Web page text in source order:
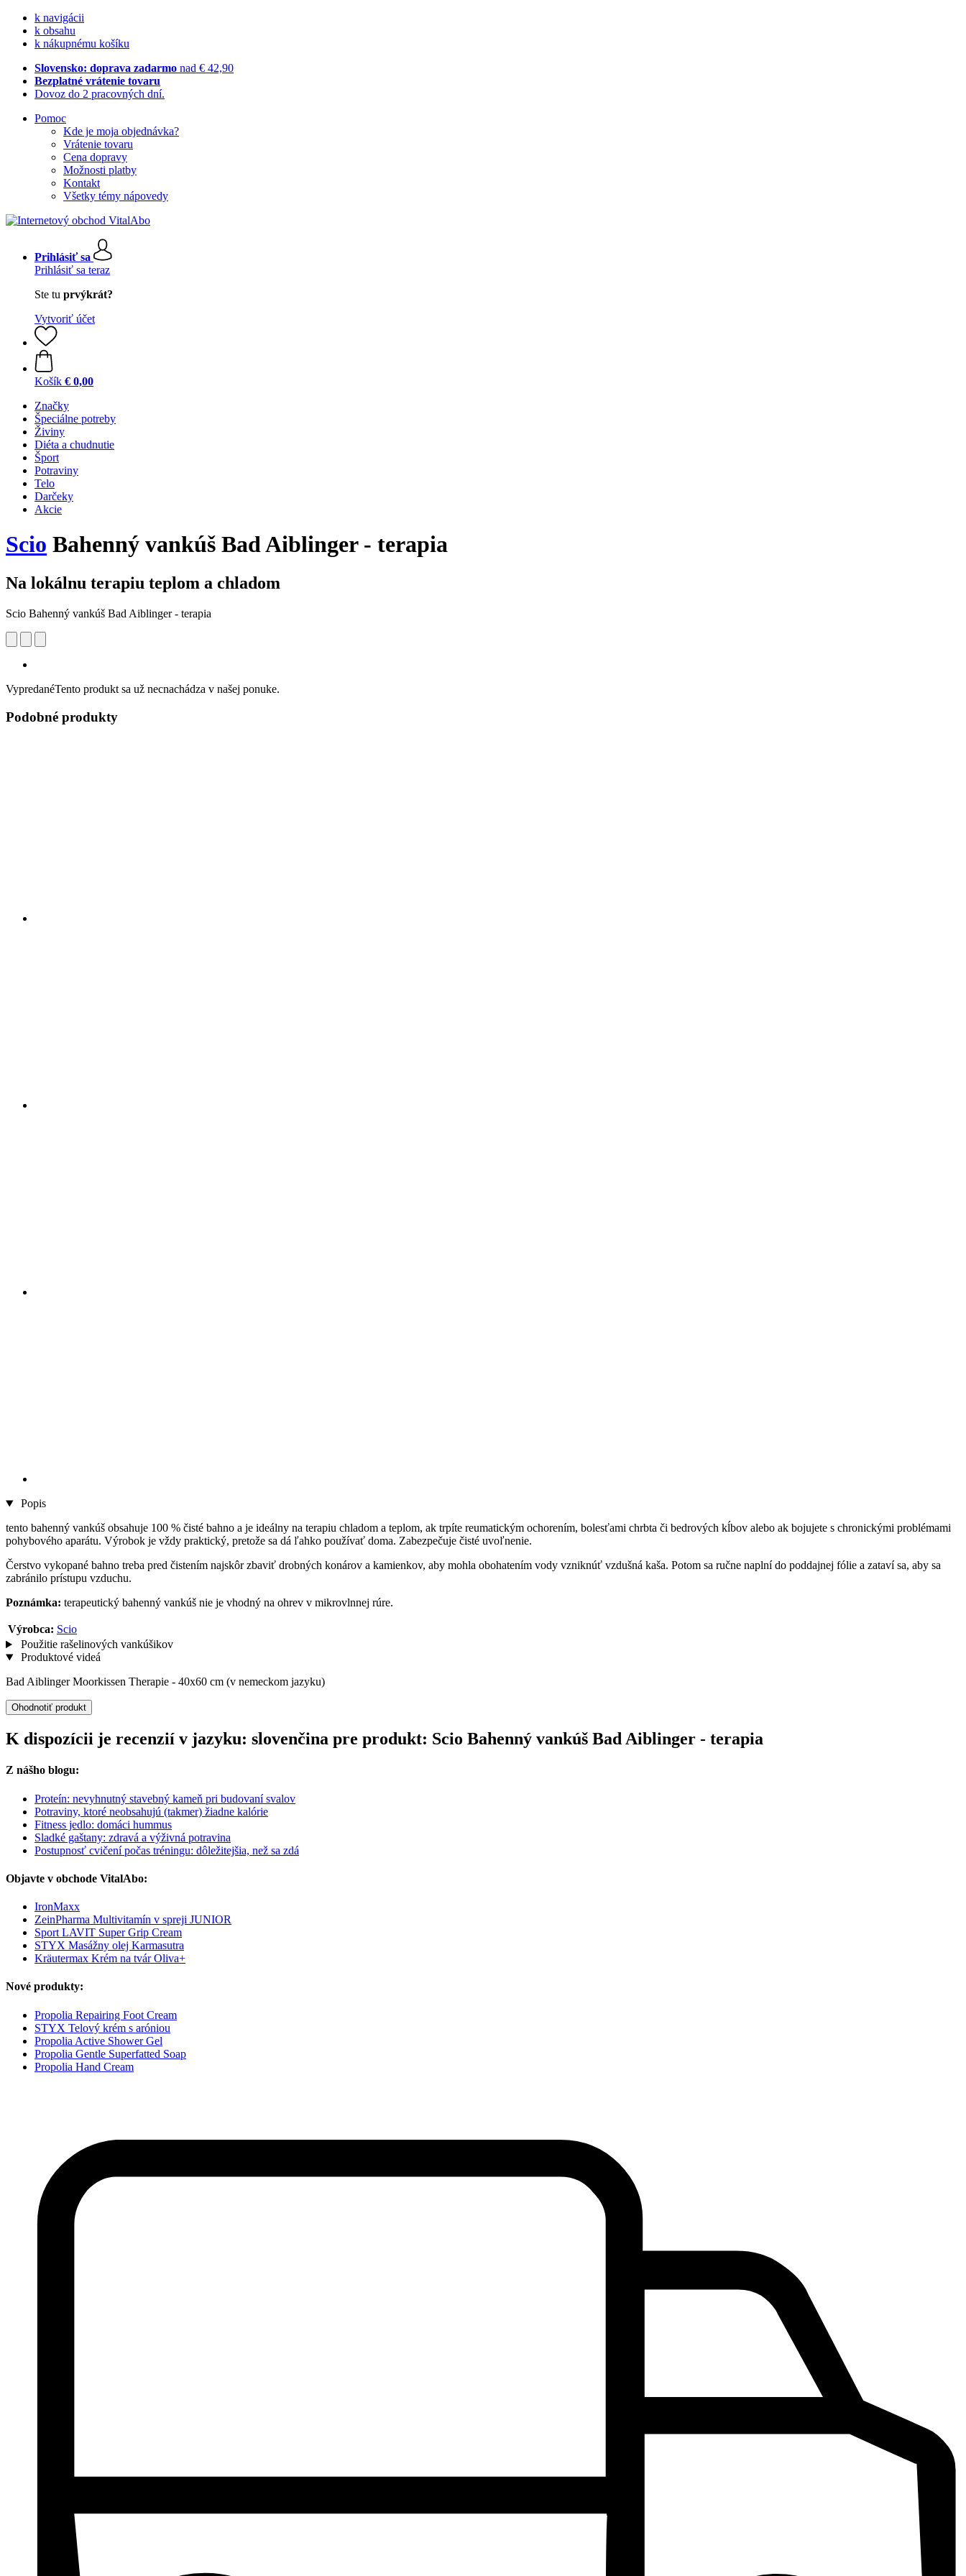
k navigácii
k obsahu
k nákupnému košíku
Slovensko: doprava zadarmo nad € 42,90
Bezplatné vrátenie tovaru
Dovoz do 2 pracovných dní.
Pomoc
Kde je moja objednávka?
Vrátenie tovaru
Cena dopravy
Možnosti platby
Kontakt
Všetky témy nápovedy
Prihlásiť sa
Prihlásiť sa teraz
Ste tu prvýkrát?
Vytvoriť účet
Košík € 0,00
Značky
Špeciálne potreby
Živiny
Diéta a chudnutie
Šport
Potraviny
Telo
Darčeky
Akcie
Scio Bahenný vankúš Bad Aiblinger - terapia
Na lokálnu terapiu teplom a chladom
Scio Bahenný vankúš Bad Aiblinger - terapia
VypredanéTento produkt sa už necnachádza v našej ponuke.
Podobné produkty
Popis
tento bahenný vankúš obsahuje 100 % čisté bahno a je ideálny na terapiu chladom a teplom, ak trpíte reumatickým ochorením, bolesťami chrbta či bedrových kĺbov alebo ak bojujete s chronickými problémami
pohybového aparátu. Výrobok je vždy praktický, pretože sa dá ľahko používať doma. Zabezpečuje čisté uvoľnenie.
Čerstvo vykopané bahno treba pred čistením najskôr zbaviť drobných konárov a kamienkov, aby mohla obohatením vody vzniknúť vzdušná kaša. Potom sa ručne naplní do poddajnej fólie a zataví sa, aby sa
zabránilo prístupu vzduchu.
Poznámka: terapeutický bahenný vankúš nie je vhodný na ohrev v mikrovlnnej rúre.
Výrobca: Scio
Použitie rašelinových vankúšikov
Produktové videá
Bad Aiblinger Moorkissen Therapie - 40x60 cm (v nemeckom jazyku)
Ohodnotiť produkt
K dispozícii je recenzií v jazyku: slovenčina pre produkt: Scio Bahenný vankúš Bad Aiblinger - terapia
Z nášho blogu:
Proteín: nevyhnutný stavebný kameň pri budovaní svalov
Potraviny, ktoré neobsahujú (takmer) žiadne kalórie
Fitness jedlo: domáci hummus
Sladké gaštany: zdravá a výživná potravina
Postupnosť cvičení počas tréningu: dôležitejšia, než sa zdá
Objavte v obchode VitalAbo:
IronMaxx
ZeinPharma Multivitamín v spreji JUNIOR
Sport LAVIT Super Grip Cream
STYX Masážny olej Karmasutra
Kräutermax Krém na tvár Oliva+
Nové produkty:
Propolia Repairing Foot Cream
STYX Telový krém s aróniou
Propolia Active Shower Gel
Propolia Gentle Superfatted Soap
Propolia Hand Cream